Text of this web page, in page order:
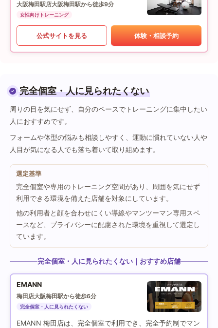
大阪梅田駅店大阪梅田駅から徒歩9分
女性向けトレーニング
公式サイトを見る 体験・相談予約
完全個室・人に見られたくない
周りの目を気にせず、自分のペースでトレーニングに集中したい
人におすすめです。
フォームや体型の悩みも相談しやすく、運動に慣れていない人や
人目が気になる人でも落ち着いて取り組めます。
選定基準
完全個室や専用のトレーニング空間があり、周囲を気にせず
利用できる環境を備えた店舗を対象にしています。
他の利用者と顔を合わせにくい導線やマンツーマン専用スペ
ースなど、プライバシーに配慮された環境を重視して選定し
ています。
完全個室・人に見られたくない｜おすすめ店舗
EMANN
梅田店大阪梅田駅から徒歩6分
完全個室・人に見られたくない
EMANN 梅田店は、完全個室で利用でき、完全予約制でマン